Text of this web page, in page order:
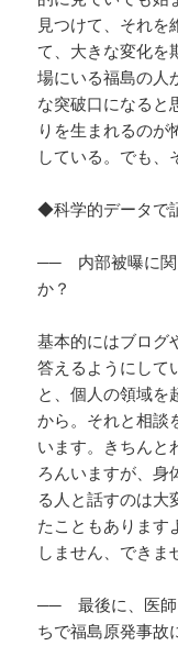
見つけて、それを
て、大きな変化を
場にいる福島の人
な突破口になると
りを生まれるのが
している。でも、
◆科学的データで
── 内部被曝に関
か？
基本的にはブログ
答えるようにして
と、個人の領域を
から。それと相談
います。きちんと
ろんいますが、身
る人と話すのは大
たこともあります
しません、できま
── 最後に、医師
ちで福島原発事故